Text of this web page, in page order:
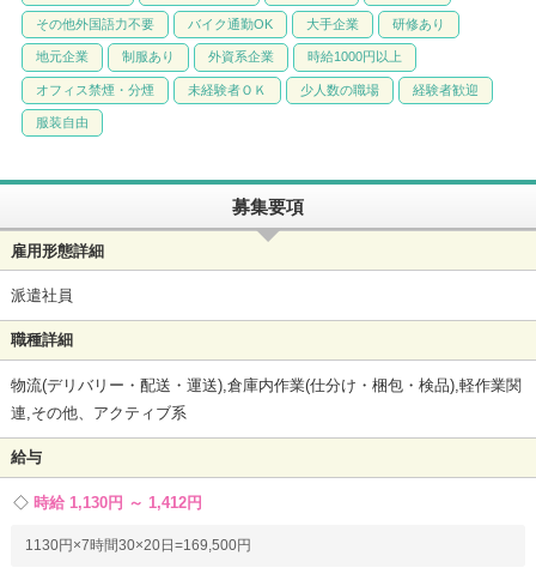
その他外国語力不要 バイク通勤OK 大手企業 研修あり
地元企業 制服あり 外資系企業 時給1000円以上
オフィス禁煙・分煙 未経験者ＯＫ 少人数の職場 経験者歓迎
服装自由
募集要項
雇用形態詳細
派遣社員
職種詳細
物流(デリバリー・配送・運送),倉庫内作業(仕分け・梱包・検品),軽作業関
連,その他、アクティブ系
給与
時給 1,130円 ～ 1,412円
1130円×7時間30×20日=169,500円